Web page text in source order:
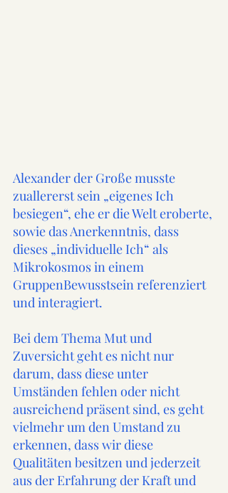
Alexander der Große musste
zuallererst sein „eigenes Ich
besiegen“, ehe er die Welt eroberte,
sowie das Anerkenntnis, dass
dieses „individuelle Ich“ als
Mikrokosmos in einem
GruppenBewusstsein referenziert
und interagiert.
Bei dem Thema Mut und
Zuversicht geht es nicht nur
darum, dass diese unter
Umständen fehlen oder nicht
ausreichend präsent sind, es geht
vielmehr um den Umstand zu
erkennen, dass wir diese
Qualitäten besitzen und jederzeit
aus der Erfahrung der Kraft und